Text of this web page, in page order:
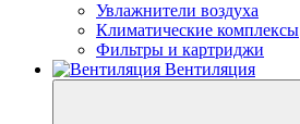
Увлажнители воздуха
Климатические комплексы
Фильтры и картриджи
Вентиляция